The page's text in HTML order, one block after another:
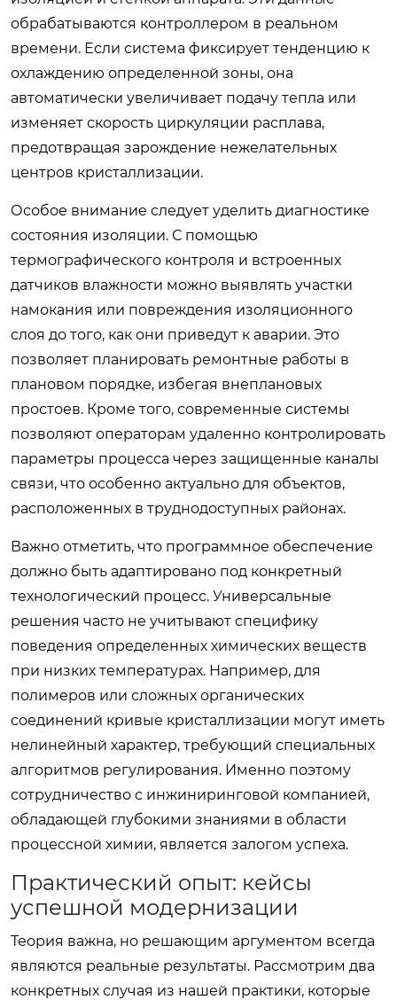
обрабатываются контроллером в реальном
времени. Если система фиксирует тенденцию к
охлаждению определенной зоны, она
автоматически увеличивает подачу тепла или
изменяет скорость циркуляции расплава,
предотвращая зарождение нежелательных
центров кристаллизации.
Особое внимание следует уделить диагностике
состояния изоляции. С помощью
термографического контроля и встроенных
датчиков влажности можно выявлять участки
намокания или повреждения изоляционного
слоя до того, как они приведут к аварии. Это
позволяет планировать ремонтные работы в
плановом порядке, избегая внеплановых
простоев. Кроме того, современные системы
позволяют операторам удаленно контролировать
параметры процесса через защищенные каналы
связи, что особенно актуально для объектов,
расположенных в труднодоступных районах.
Важно отметить, что программное обеспечение
должно быть адаптировано под конкретный
технологический процесс. Универсальные
решения часто не учитывают специфику
поведения определенных химических веществ
при низких температурах. Например, для
полимеров или сложных органических
соединений кривые кристаллизации могут иметь
нелинейный характер, требующий специальных
алгоритмов регулирования. Именно поэтому
сотрудничество с инжиниринговой компанией,
обладающей глубокими знаниями в области
процессной химии, является залогом успеха.
Практический опыт: кейсы
успешной модернизации
Теория важна, но решающим аргументом всегда
являются реальные результаты. Рассмотрим два
конкретных случая из нашей практики, которые